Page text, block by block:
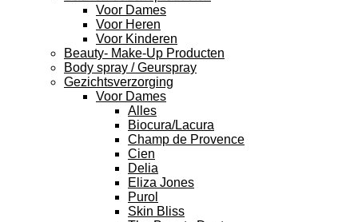
Voor Dames
Voor Heren
Voor Kinderen
Beauty- Make-Up Producten
Body spray / Geurspray
Gezichtsverzorging
Voor Dames
Alles
Biocura/Lacura
Champ de Provence
Cien
Delia
Eliza Jones
Purol
Skin Bliss